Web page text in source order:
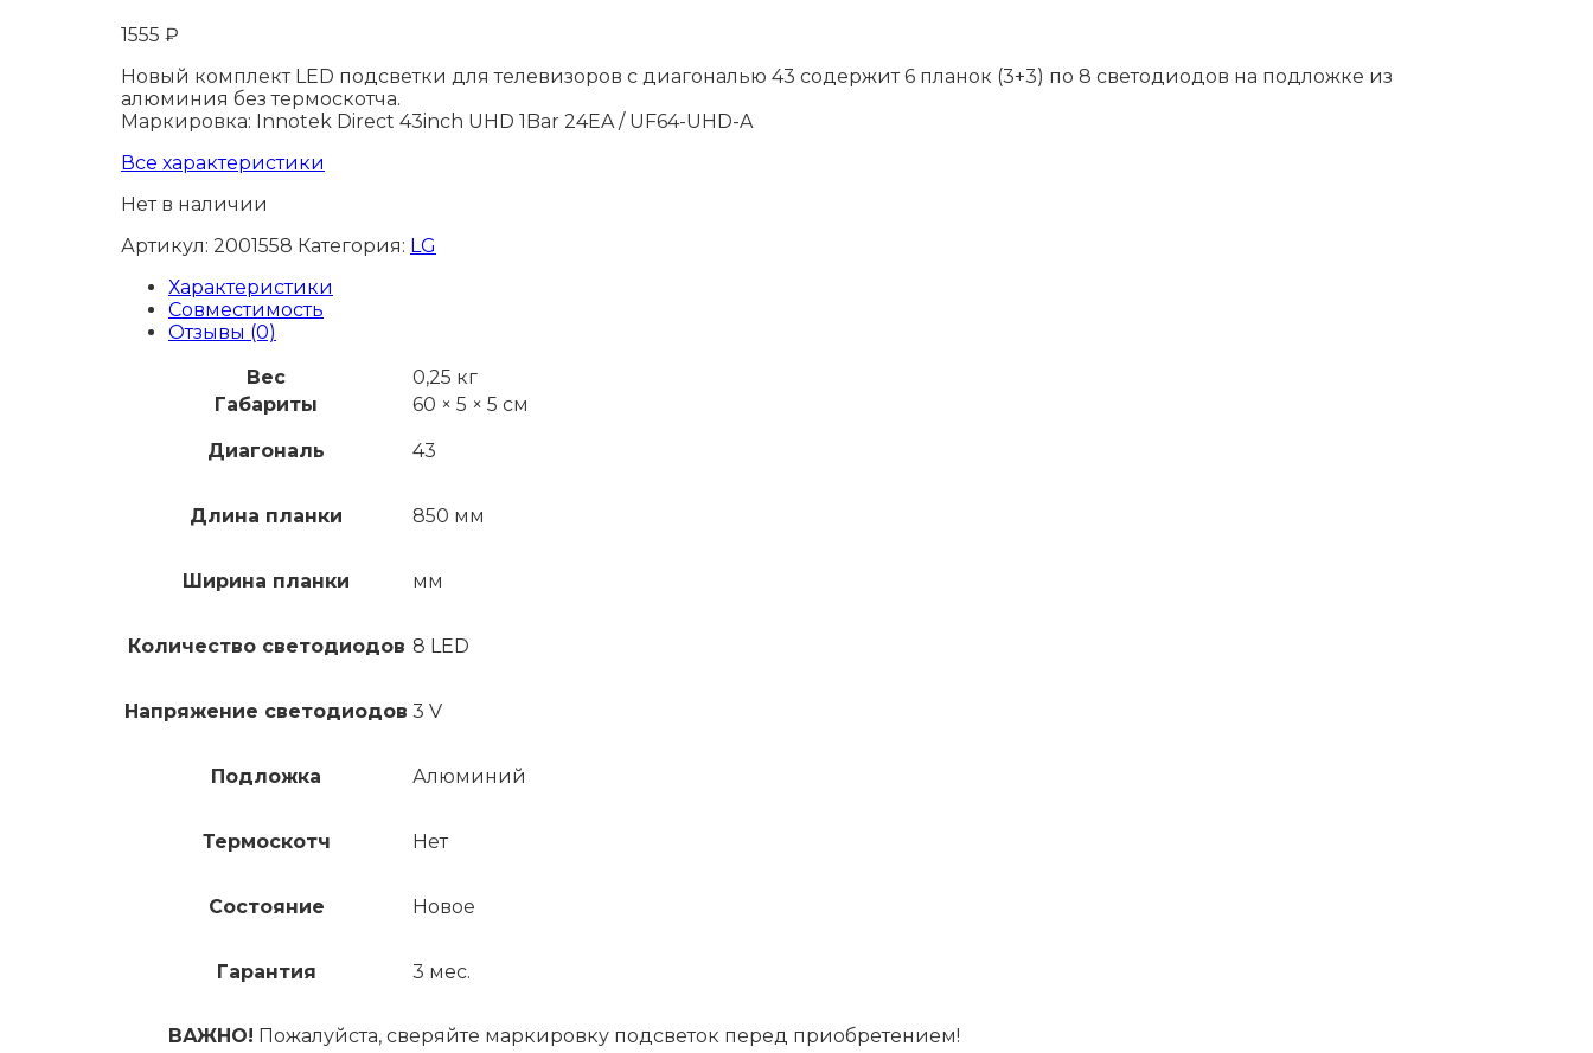
1555 ₽
Новый комплект LED подсветки для телевизоров с диагональю 43 содержит 6 планок (3+3) по 8 светодиодов на подложке из
алюминия без термоскотча.
Маркировка: Innotek Direct 43inch UHD 1Bar 24EA / UF64-UHD-A
Все характеристики
Нет в наличии
Артикул: 2001558 Категория: LG
Характеристики
Совместимость
Отзывы (0)
Вес
0,25 кг
Габариты
60 × 5 × 5 см
Диагональ 43
Длина планки 850 мм
Ширина планки мм
Количество светодиодов 8 LED
Напряжение светодиодов 3 V
Подложка Алюминий
Термоскотч Нет
Состояние Новое
Гарантия 3 мес.
ВАЖНО! Пожалуйста, сверяйте маркировку подсветок перед приобретением!